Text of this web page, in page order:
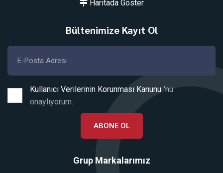
Haritada Göster
Bültenimize Kayıt Ol
Kullanıcı Verilerinin Korunması Kanunu 'nu
onaylıyorum.
ABONE OL
Grup Markalarımız